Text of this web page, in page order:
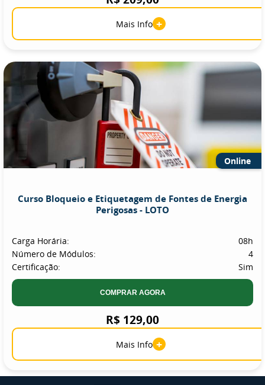
Mais Info +
Online
Curso Bloqueio e Etiquetagem de Fontes de Energia
Perigosas - LOTO
Carga Horária:
08h
Número de Módulos:
4
Certificação:
Sim
COMPRAR AGORA
R$ 129,00
Mais Info +